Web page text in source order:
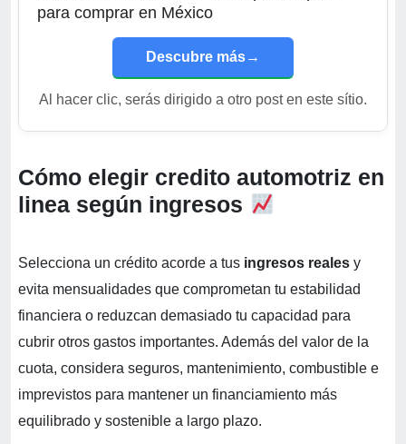
para comprar en México
Descubre más→
Al hacer clic, serás dirigido a otro post en este sítio.
Cómo elegir credito automotriz en
linea según ingresos
Selecciona un crédito acorde a tus ingresos reales y
evita mensualidades que comprometan tu estabilidad
financiera o reduzcan demasiado tu capacidad para
cubrir otros gastos importantes. Además del valor de la
cuota, considera seguros, mantenimiento, combustible e
imprevistos para mantener un financiamiento más
equilibrado y sostenible a largo plazo.